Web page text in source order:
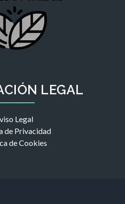
LEGAL
Legal
de Privacidad
de Cookies